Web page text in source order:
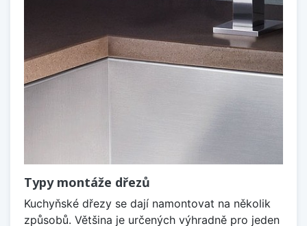
Typy montáže dřezů
Kuchyňské dřezy se dají namontovat na několik
způsobů. Většina je určených výhradně pro jeden